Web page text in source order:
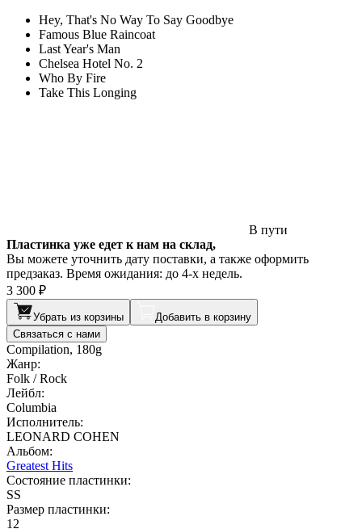
Hey, That's No Way To Say Goodbye
Famous Blue Raincoat
Last Year's Man
Chelsea Hotel No. 2
Who By Fire
Take This Longing
В пути
Пластинка уже едет к нам на склад,
Вы можете уточнить дату поставки, а также оформить
предзаказ. Время ожидания: до 4-х недель.
3 300 ₽
Убрать из корзины
Добавить в корзину
Связаться с нами
Compilation, 180g
Жанр:
Folk / Rock
Лейбл:
Columbia
Исполнитель:
LEONARD COHEN
Альбом:
Greatest Hits
Состояние пластинки:
SS
Размер пластинки:
12